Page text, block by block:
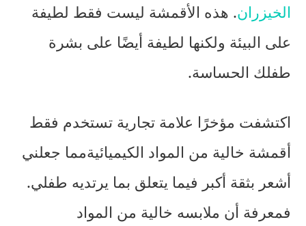
الخيزران. هذه الأقمشة ليست فقط لطيفة
على البيئة ولكنها لطيفة أيضًا على بشرة
طفلك الحساسة.
اكتشفت مؤخرًا علامة تجارية تستخدم فقط
أقمشة خالية من المواد الكيميائيةمما جعلني
أشعر بثقة أكبر فيما يتعلق بما يرتديه طفلي.
فمعرفة أن ملابسه خالية من المواد